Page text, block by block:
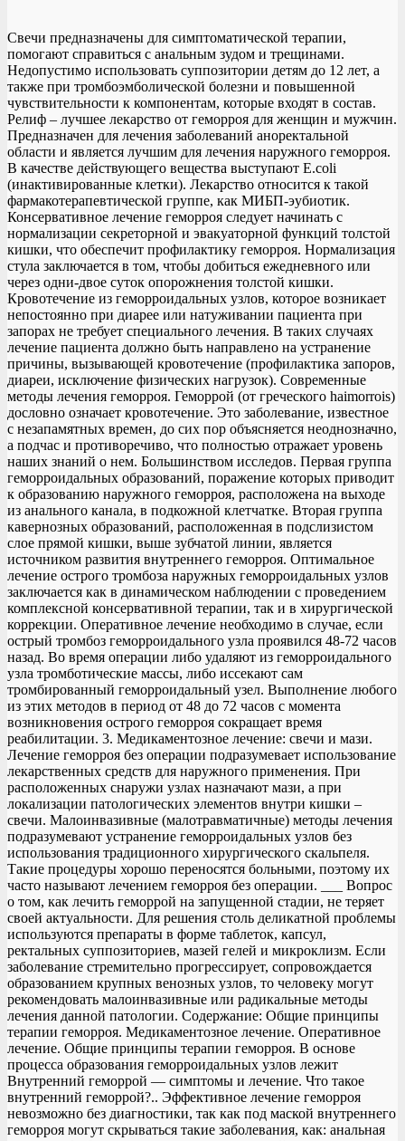
Свечи предназначены для симптоматической терапии,
помогают справиться с анальным зудом и трещинами.
Недопустимо использовать суппозитории детям до 12 лет, а
также при тромбоэмболической болезни и повышенной
чувствительности к компонентам, которые входят в состав.
Релиф – лучшее лекарство от геморроя для женщин и мужчин.
Предназначен для лечения заболеваний аноректальной
области и является лучшим для лечения наружного геморроя.
В качестве действующего вещества выступают E.coli
(инактивированные клетки). Лекарство относится к такой
фармакотерапевтической группе, как МИБП-эубиотик.
Консервативное лечение геморроя следует начинать с
нормализации секреторной и эвакуаторной функций толстой
кишки, что обеспечит профилактику геморроя. Нормализация
стула заключается в том, чтобы добиться ежедневного или
через одни-двое суток опорожнения толстой кишки.
Кровотечение из геморроидальных узлов, которое возникает
непостоянно при диарее или натуживании пациента при
запорах не требует специального лечения. В таких случаях
лечение пациента должно быть направлено на устранение
причины, вызывающей кровотечение (профилактика запоров,
диареи, исключение физических нагрузок). Современные
методы лечения геморроя. Геморрой (от греческого haimorrois)
дословно означает кровотечение. Это заболевание, известное
с незапамятных времен, до сих пор объясняется неоднозначно,
а подчас и противоречиво, что полностью отражает уровень
наших знаний о нем. Большинством исследов. Первая группа
геморроидальных образований, поражение которых приводит
к образованию наружного геморроя, расположена на выходе
из анального канала, в подкожной клетчатке. Вторая группа
кавернозных образований, расположенная в подслизистом
слое прямой кишки, выше зубчатой линии, является
источником развития внутреннего геморроя. Оптимальное
лечение острого тромбоза наружных геморроидальных узлов
заключается как в динамическом наблюдении c проведением
комплексной консервативной терапии, так и в хирургической
коррекции. Оперативное лечение необходимо в случае, если
острый тромбоз геморроидального узла проявился 48-72 часов
назад. Во время операции либо удаляют из геморроидального
узла тромботические массы, либо иссекают сам
тромбированный геморроидальный узел. Выполнение любого
из этих методов в период от 48 до 72 часов с момента
возникновения острого геморроя сокращает время
реабилитации. 3. Медикаментозное лечение: свечи и мази.
Лечение геморроя без операции подразумевает использование
лекарственных средств для наружного применения. При
расположенных снаружи узлах назначают мази, а при
локализации патологических элементов внутри кишки –
свечи. Малоинвазивные (малотравматичные) методы лечения
подразумевают устранение геморроидальных узлов без
использования традиционного хирургического скальпеля.
Такие процедуры хорошо переносятся больными, поэтому их
часто называют лечением геморроя без операции. ___ Вопрос
о том, как лечить геморрой на запущенной стадии, не теряет
своей актуальности. Для решения столь деликатной проблемы
используются препараты в форме таблеток, капсул,
ректальных суппозиториев, мазей гелей и микроклизм. Если
заболевание стремительно прогрессирует, сопровождается
образованием крупных венозных узлов, то человеку могут
рекомендовать малоинвазивные или радикальные методы
лечения данной патологии. Содержание: Общие принципы
терапии геморроя. Медикаментозное лечение. Оперативное
лечение. Общие принципы терапии геморроя. В основе
процесса образования геморроидальных узлов лежит
Внутренний геморрой — симптомы и лечение. Что такое
внутренний геморрой?.. Эффективное лечение геморроя
невозможно без диагностики, так как под маской внутреннего
геморроя могут скрываться такие заболевания, как: анальная